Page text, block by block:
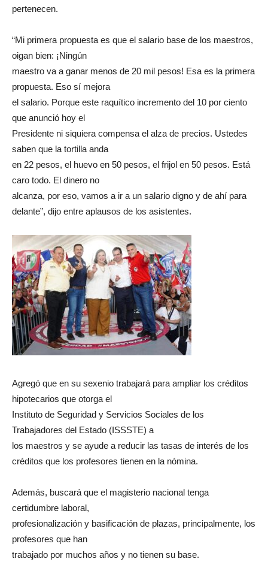
pertenecen.
“Mi primera propuesta es que el salario base de los maestros,
oigan bien: ¡Ningún
maestro va a ganar menos de 20 mil pesos! Esa es la primera
propuesta. Eso sí mejora
el salario. Porque este raquítico incremento del 10 por ciento
que anunció hoy el
Presidente ni siquiera compensa el alza de precios. Ustedes
saben que la tortilla anda
en 22 pesos, el huevo en 50 pesos, el frijol en 50 pesos. Está
caro todo. El dinero no
alcanza, por eso, vamos a ir a un salario digno y de ahí para
delante”, dijo entre aplausos de los asistentes.
Agregó que en su sexenio trabajará para ampliar los créditos
hipotecarios que otorga el
Instituto de Seguridad y Servicios Sociales de los
Trabajadores del Estado (ISSSTE) a
los maestros y se ayude a reducir las tasas de interés de los
créditos que los profesores tienen en la nómina.
Además, buscará que el magisterio nacional tenga
certidumbre laboral,
profesionalización y basificación de plazas, principalmente, los
profesores que han
trabajado por muchos años y no tienen su base.